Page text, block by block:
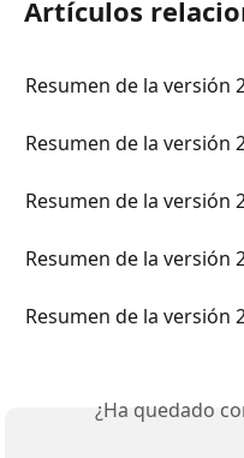
Artículos
Resumen de la versión
Resumen de la versión
Resumen de la versión
Resumen de la versión
Resumen de la versión
¿Ha quedado